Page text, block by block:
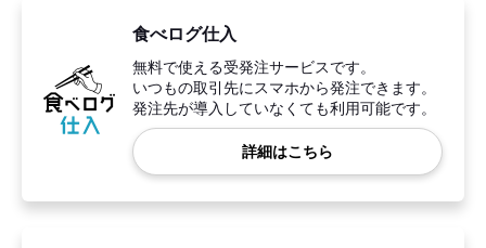
食べログ仕入
無料で使える受発注サービスです。
いつもの取引先にスマホから発注できます。
発注先が導入していなくても利用可能です。
詳細はこちら